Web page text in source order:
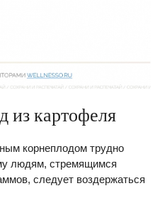
из картофеля
корнеплодом трудно
людям, стремящимся
следует воздержаться